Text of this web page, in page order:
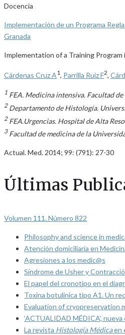
Docencia
Implementación de un Programa
Granada
Implementation of a Training
Cárdenas Cruz A1, Parrilla Ruiz F2,
1 FEA. Medicina intensiva. Facultad
2Departamento de Histología.
2FEA.Urgencias. Hospital de Alta
3Facultad de medicina de la
Actual. Med. 2014; 99: (791): 27-30
Últimas
Volumen 111. Número 822
Philosophy and science in
Atención domiciliaria en
Agresiones a los medic@s
Síndrome de Usher y
El papel del cronotipo en el
Toxina botulínica tipo A1. Un
Evaluation of cryopreservation
‘ACTUALIDAD MÉDICA’, nueva
La revista Histología Médicaen